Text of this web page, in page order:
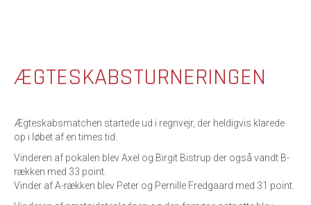
ÆGTESKABSTURNERINGEN
Ægteskabsmatchen startede ud i regnvejr, der heldigvis klarede
op i løbet af en times tid.
Vinderen af pokalen blev Axel og Birgit Bistrup der også vandt B-
rækken med 33 point.
Vinder af A-rækken blev Peter og Pernille Fredgaard med 31 point.